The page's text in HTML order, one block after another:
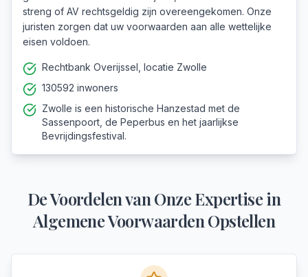
streng of AV rechtsgeldig zijn overeengekomen. Onze
juristen zorgen dat uw voorwaarden aan alle wettelijke
eisen voldoen.
Rechtbank Overijssel, locatie Zwolle
130592 inwoners
Zwolle is een historische Hanzestad met de
Sassenpoort, de Peperbus en het jaarlijkse
Bevrijdingsfestival.
De Voordelen van Onze Expertise in
Algemene Voorwaarden Opstellen